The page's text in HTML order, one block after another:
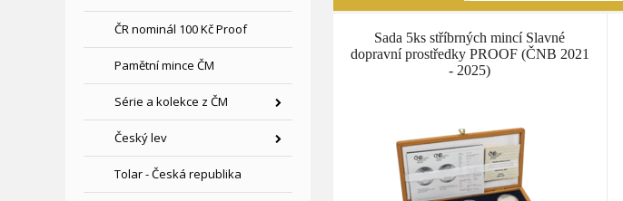
ČR nominál 100 Kč Proof
Pamětní mince ČM
Série a kolekce z ČM
Český lev
Tolar - Česká republika
Sada 5ks stříbrných mincí Slavné
dopravní prostředky PROOF (ČNB 2021
- 2025)